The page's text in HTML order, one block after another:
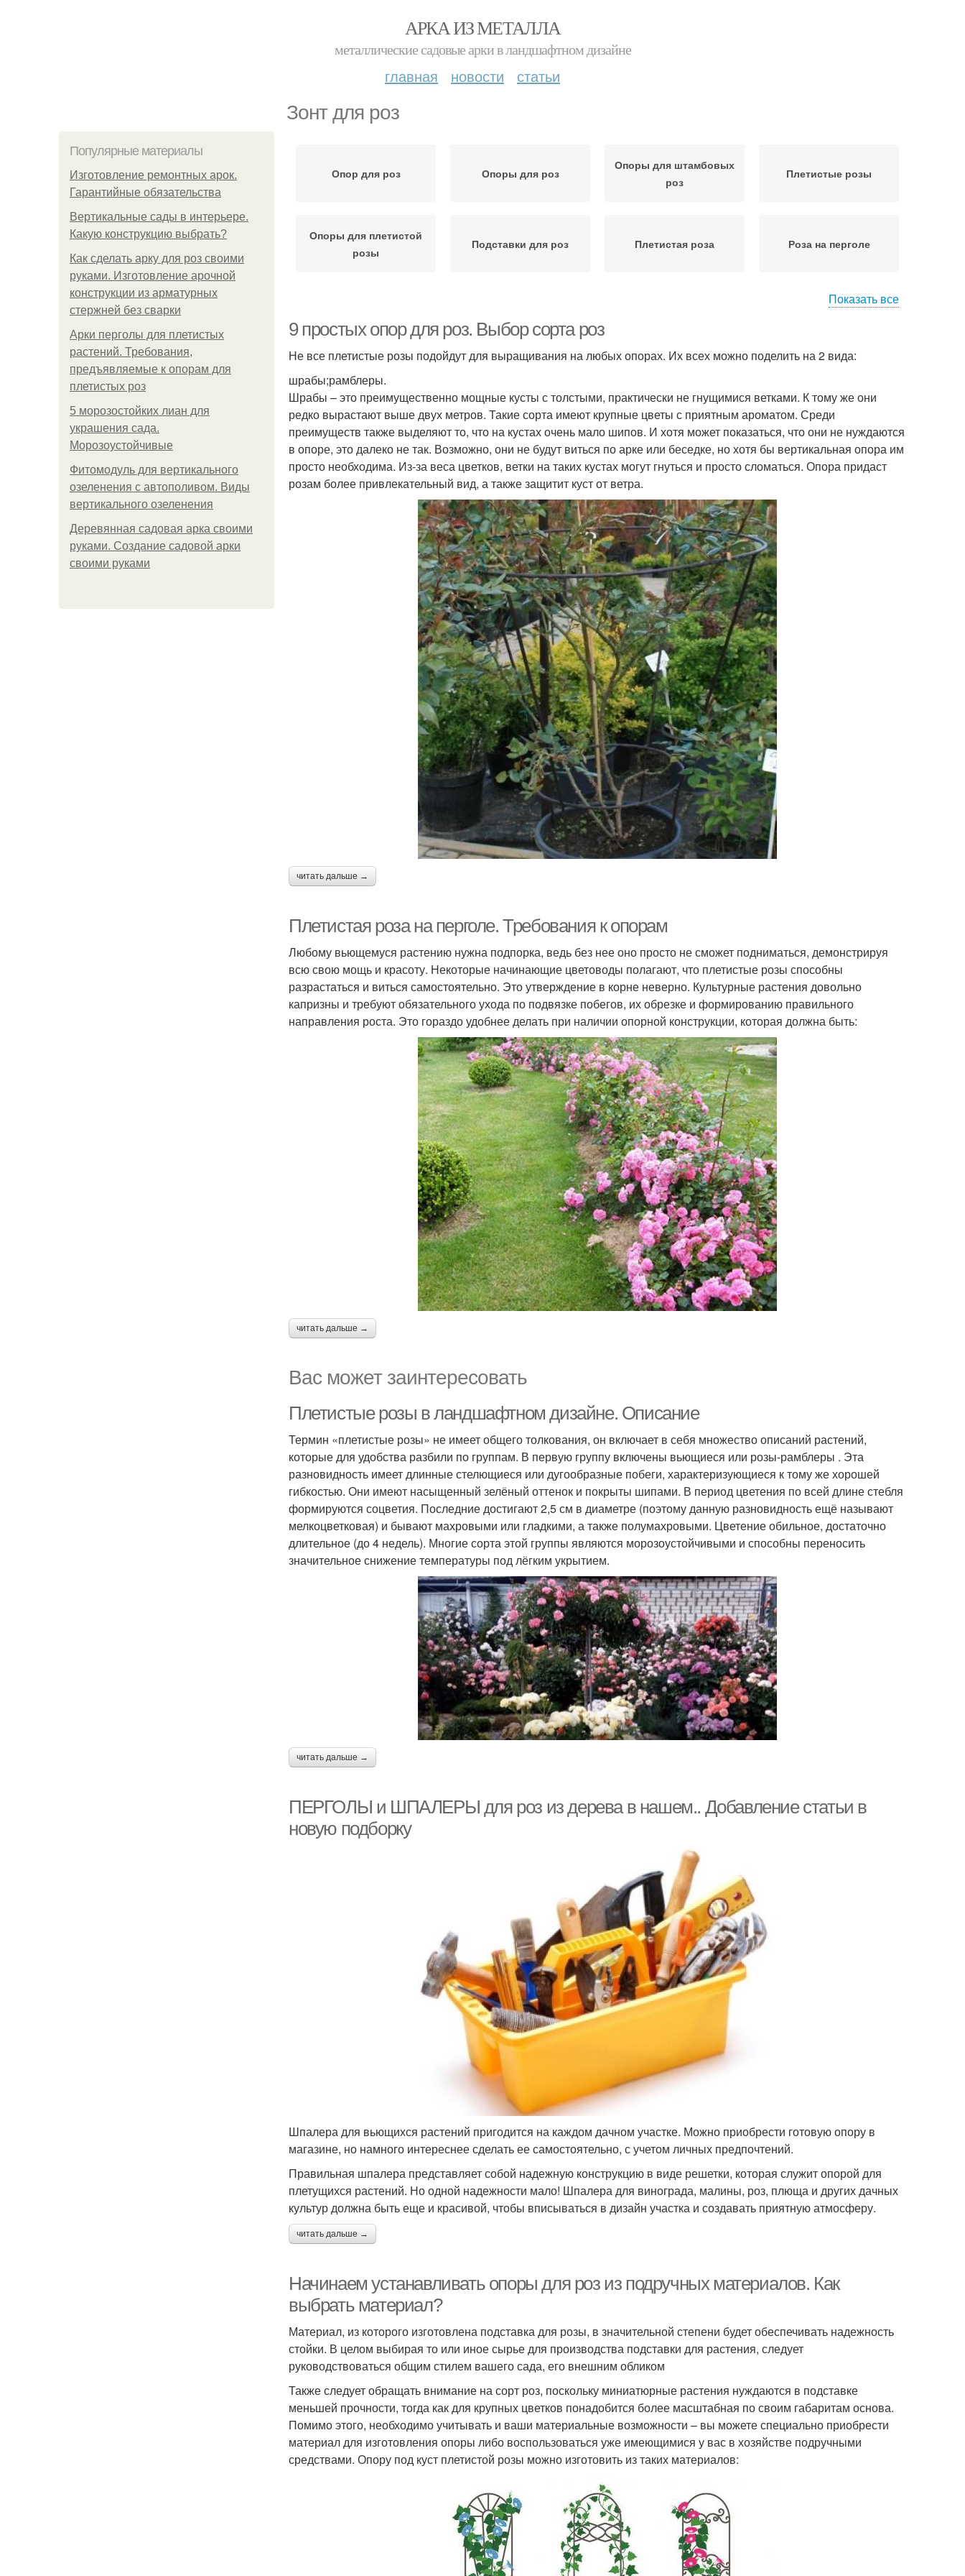
АРКА ИЗ МЕТАЛЛА
металлические садовые арки в ландшафтном дизайне
главная новости статьи
Зонт для роз
Популярные материалы
Изготовление ремонтных арок.
Гарантийные обязательства
Вертикальные сады в интерьере.
Какую конструкцию выбрать?
Как сделать арку для роз своими
руками. Изготовление арочной
конструкции из арматурных
стержней без сварки
Арки перголы для плетистых
растений. Требования,
предъявляемые к опорам для
плетистых роз
5 морозостойких лиан для
украшения сада.
Морозоустойчивые
Фитомодуль для вертикального
озеленения с автополивом. Виды
вертикального озеленения
Деревянная садовая арка своими
руками. Создание садовой арки
своими руками
Опор для роз Опоры для роз
Опоры для штамбовых
роз
Плетистые розы
Опоры для плетистой
розы
Подставки для роз Плетистая роза Роза на перголе
Розы в дизайне
Показать все
9 простых опор для роз. Выбор сорта роз
Не все плетистые розы подойдут для выращивания на любых опорах. Их всех можно поделить на 2 вида:
шрабы;рамблеры.
Шрабы – это преимущественно мощные кусты с толстыми, практически не гнущимися ветками. К тому же они
редко вырастают выше двух метров. Такие сорта имеют крупные цветы с приятным ароматом. Среди
преимуществ также выделяют то, что на кустах очень мало шипов. И хотя может показаться, что они не нуждаются
в опоре, это далеко не так. Возможно, они не будут виться по арке или беседке, но хотя бы вертикальная опора им
просто необходима. Из-за веса цветков, ветки на таких кустах могут гнуться и просто сломаться. Опора придаст
розам более привлекательный вид, а также защитит куст от ветра.
читать дальше →
Плетистая роза на перголе. Требования к опорам
Любому вьющемуся растению нужна подпорка, ведь без нее оно просто не сможет подниматься, демонстрируя
всю свою мощь и красоту. Некоторые начинающие цветоводы полагают, что плетистые розы способны
разрастаться и виться самостоятельно. Это утверждение в корне неверно. Культурные растения довольно
капризны и требуют обязательного ухода по подвязке побегов, их обрезке и формированию правильного
направления роста. Это гораздо удобнее делать при наличии опорной конструкции, которая должна быть:
читать дальше →
Вас может заинтересовать
Плетистые розы в ландшафтном дизайне. Описание
Термин «плетистые розы» не имеет общего толкования, он включает в себя множество описаний растений,
которые для удобства разбили по группам. В первую группу включены вьющиеся или розы-рамблеры . Эта
разновидность имеет длинные стелющиеся или дугообразные побеги, характеризующиеся к тому же хорошей
гибкостью. Они имеют насыщенный зелёный оттенок и покрыты шипами. В период цветения по всей длине стебля
формируются соцветия. Последние достигают 2,5 см в диаметре (поэтому данную разновидность ещё называют
мелкоцветковая) и бывают махровыми или гладкими, а также полумахровыми. Цветение обильное, достаточно
длительное (до 4 недель). Многие сорта этой группы являются морозоустойчивыми и способны переносить
значительное снижение температуры под лёгким укрытием.
читать дальше →
ПЕРГОЛЫ и ШПАЛЕРЫ для роз из дерева в нашем.. Добавление статьи в
новую подборку
Шпалера для вьющихся растений пригодится на каждом дачном участке. Можно приобрести готовую опору в
магазине, но намного интереснее сделать ее самостоятельно, с учетом личных предпочтений.
Правильная шпалера представляет собой надежную конструкцию в виде решетки, которая служит опорой для
плетущихся растений. Но одной надежности мало! Шпалера для винограда, малины, роз, плюща и других дачных
культур должна быть еще и красивой, чтобы вписываться в дизайн участка и создавать приятную атмосферу.
читать дальше →
Начинаем устанавливать опоры для роз из подручных материалов. Как
выбрать материал?
Материал, из которого изготовлена подставка для розы, в значительной степени будет обеспечивать надежность
стойки. В целом выбирая то или иное сырье для производства подставки для растения, следует
руководствоваться общим стилем вашего сада, его внешним обликом
Также следует обращать внимание на сорт роз, поскольку миниатюрные растения нуждаются в подставке
меньшей прочности, тогда как для крупных цветков понадобится более масштабная по своим габаритам основа.
Помимо этого, необходимо учитывать и ваши материальные возможности – вы можете специально приобрести
материал для изготовления опоры либо воспользоваться уже имеющимися у вас в хозяйстве подручными
средствами. Опору под куст плетистой розы можно изготовить из таких материалов: